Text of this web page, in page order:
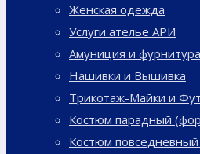
Женская одежда
Услуги ателье АРИ
Амуниция и фурнитура
Нашивки и Вышивка
Трикотаж-Майки и
Костюм парадный
Костюм